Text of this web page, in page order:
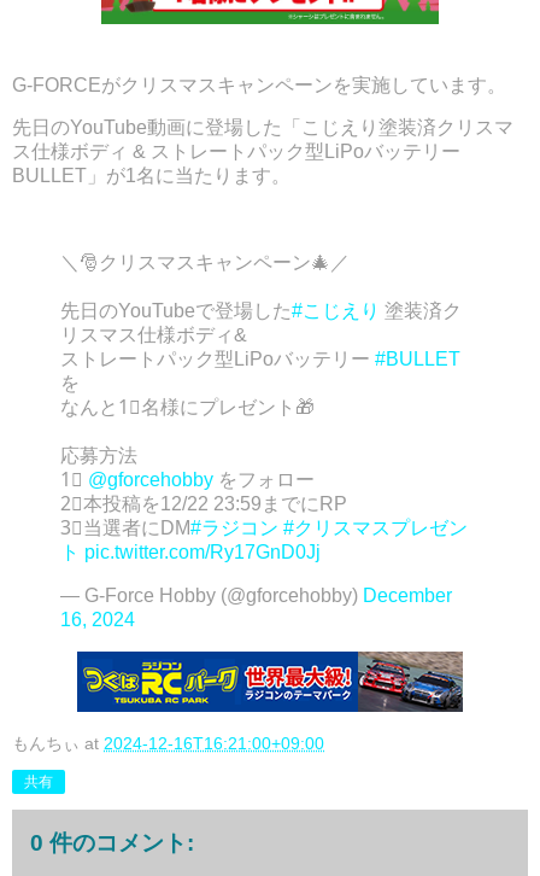
G-FORCEがクリスマスキャンペーンを実施しています。
先日のYouTube動画に登場した「こじえり塗装済クリスマ
ス仕様ボディ & ストレートパック型LiPoバッテリー
BULLET」が1名に当たります。
＼🎅クリスマスキャンペーン🎄／
先日のYouTubeで登場した#こじえり 塗装済ク
リスマス仕様ボディ&
ストレートパック型LiPoバッテリー #BULLET
を
なんと1⃣名様にプレゼント🎁
応募方法
1⃣ @gforcehobby をフォロー
2⃣本投稿を12/22 23:59までにRP
3⃣当選者にDM#ラジコン #クリスマスプレゼン
ト pic.twitter.com/Ry17GnD0Jj
— G-Force Hobby (@gforcehobby) December
16, 2024
もんちぃ at 2024-12-16T16:21:00+09:00
共有
0 件のコメント: